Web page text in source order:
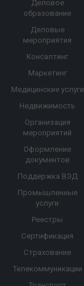
Деловое
образование
Деловые
мероприятия
Консалтинг
Маркетинг
Медицинские услуги
Недвижимость
Организация
мероприятий
Оформление
документов
Поддержка ВЭД
Промышленные
услуги
Реестры
Сертификация
Страхование
Телекоммуникации